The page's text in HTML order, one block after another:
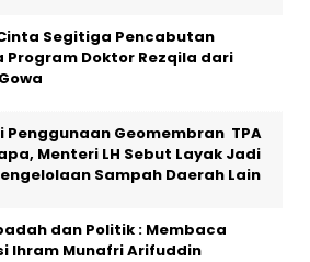
Segitiga Pencabutan
Program Doktor Rezqila dari
Penggunaan Geomembran TPA
Menteri LH Sebut Layak Jadi
Sampah Daerah Lain
dan Politik : Membaca
Ihram Munafri Arifuddin